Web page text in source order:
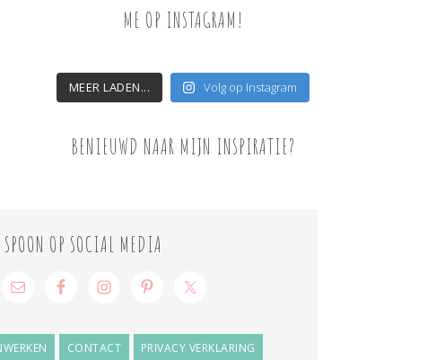
ME OP INSTAGRAM!
MEER LADEN... Volg op Instagram
BENIEUWD NAAR MIJN INSPIRATIE?
OP SOCIAL MEDIA
CONTACT PRIVACY VERKLARING